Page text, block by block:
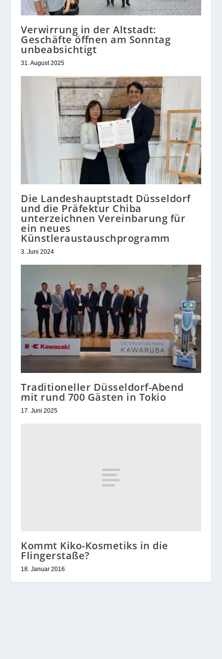
Verwirrung in der Altstadt:
Geschäfte öffnen am Sonntag
unbeabsichtigt
31. August 2025
Die Landeshauptstadt Düsseldorf
und die Präfektur Chiba
unterzeichnen Vereinbarung für
ein neues
Künstleraustauschprogramm
3. Juni 2024
Traditioneller Düsseldorf-Abend
mit rund 700 Gästen in Tokio
17. Juni 2025
Kommt Kiko-Kosmetiks in die
Flingerstaße?
18. Januar 2016